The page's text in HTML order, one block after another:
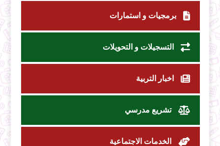
برمجيات و استمارات
التسجيلات و التحويلات
اخبار التربية
تشريع مدرسي
الخدمات الاجتماعية